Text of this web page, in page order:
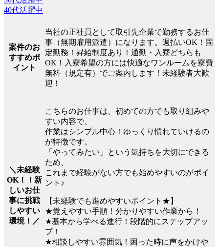
40代活躍中
案件のお
すすめポ
イント
当社の正社員として取引先企業で勤務するお仕
事（無期雇用派遣）になります。週払いOK！固
定勤務！昇給制度あり！通勤・入寮どちらも
OK！入寮希望の方には快適なワンルームを寮費
無料（規定有）でご案内します！未経験者大歓
迎！
＼未経験
OK！！新
しいお仕
事に挑戦
しやすい
環境！／
こちらのお仕事は、初めての方でも取り組みや
すい内容で、
作業はシンプル中心！ゆっくり慣れていけるの
が特徴です。
「やってみたい」という気持ちを大切にできる
ため、
これまで経験がない方でも始めやすいのがポイ
ント♪
【未経験でも進めやすいポイント★】
★覚えやすい手順！分かりやすい作業から！
★基本から学べる進行！段階的にステップアッ
プ！
★相談しやすい雰囲気！困った時に声をかけや